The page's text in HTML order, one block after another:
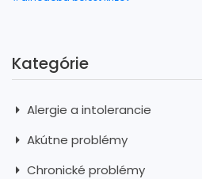
Kategórie
Alergie a intolerancie
Akútne problémy
Chronické problémy